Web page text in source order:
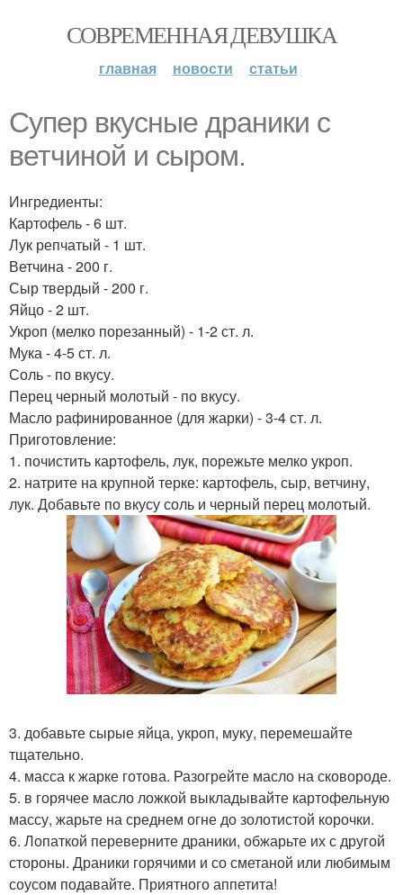
СОВРЕМЕННАЯ ДЕВУШКА
главная новости статьи
Супер вкусные драники с
ветчиной и сыром.
Ингредиенты:
Картофель - 6 шт.
Лук репчатый - 1 шт.
Ветчина - 200 г.
Сыр твердый - 200 г.
Яйцо - 2 шт.
Укроп (мелко порезанный) - 1-2 ст. л.
Мука - 4-5 ст. л.
Соль - по вкусу.
Перец черный молотый - по вкусу.
Масло рафинированное (для жарки) - 3-4 ст. л.
Приготовление:
1. почистить картофель, лук, порежьте мелко укроп.
2. натрите на крупной терке: картофель, сыр, ветчину,
лук. Добавьте по вкусу соль и черный перец молотый.
3. добавьте сырые яйца, укроп, муку, перемешайте
тщательно.
4. масса к жарке готова. Разогрейте масло на сковороде.
5. в горячее масло ложкой выкладывайте картофельную
массу, жарьте на среднем огне до золотистой корочки.
6. Лопаткой переверните драники, обжарьте их с другой
стороны. Драники горячими и со сметаной или любимым
соусом подавайте. Приятного аппетита!